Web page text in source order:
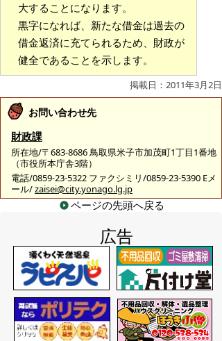
大することになります。
黒字になれば、新たな借金は過去の
借金返済に充てられるため、財政が
健全であることを示します。
掲載日：2011年3月2日
お問い合わせ先
財政課
所在地/〒683-8686 鳥取県米子市加茂町1丁目1番地
（市役所本庁舎3階）
電話/0859-23-5322 ファクシミリ/0859-23-5390 Eメ
ール/zaisei@city.yonago.lg.jp
ページの先頭へ戻る
広告